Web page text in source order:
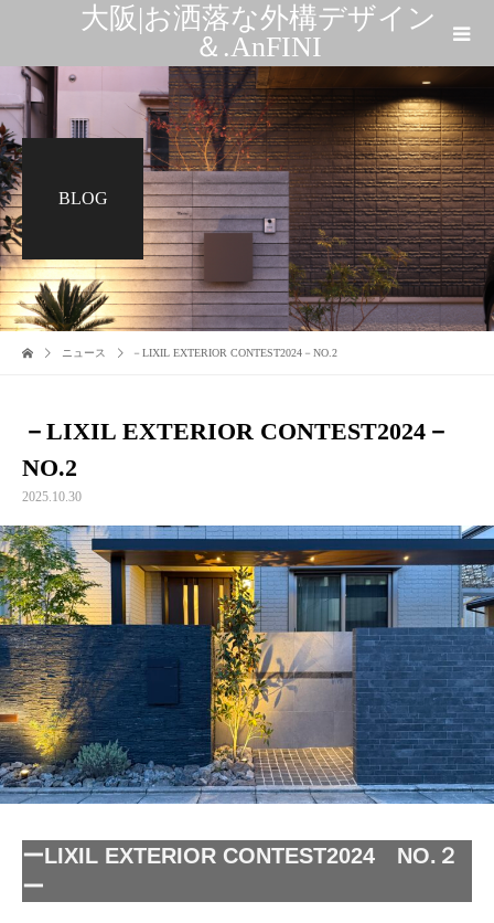
大阪|お洒落な外構デザイン
＆.AnFINI
BLOG
ニュース －LIXIL EXTERIOR CONTEST2024－NO.2
－LIXIL EXTERIOR CONTEST2024－
NO.2
2025.10.30
ーLIXIL EXTERIOR CONTEST2024 NO.２
ー